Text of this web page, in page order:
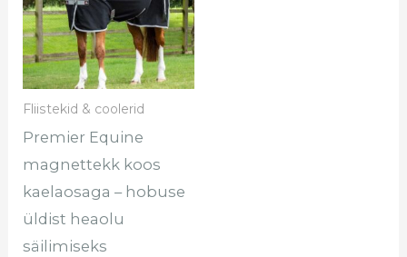
Fliistekid & coolerid
Premier Equine
magnettekk koos
kaelaosaga – hobuse
üldist heaolu
säilimiseks
mitu
varianti.
Valikuid
saab